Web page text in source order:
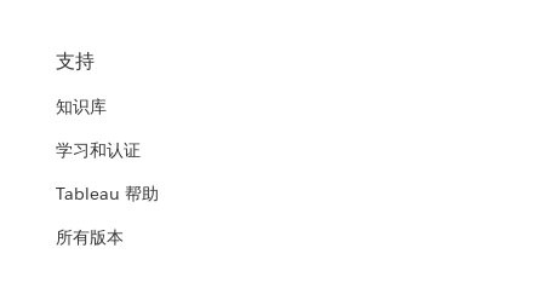
支持
知识库
学习和认证
Tableau 帮助
所有版本